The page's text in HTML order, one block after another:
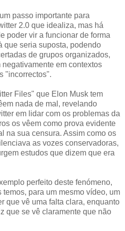
passo importante para
2.0 que idealiza, mas há
poder vir a funcionar de forma
que seria suposta, podendo
de grupos organizados,
em contextos
"incorrectos".
Files" que Elon Musk tem
nada de mal, revelando
em lidar com os problemas da
os vêem como prova evidente
na sua censura. Assim como os
as vozes conservadoras,
estudos que dizem que era
perfeito deste fenómeno,
para um mesmo vídeo, um
que vê uma falta clara, enquanto
que se vê claramente que não